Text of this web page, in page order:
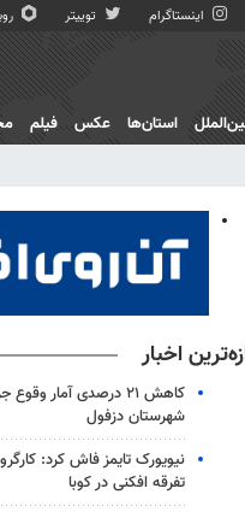
اینستاگرام توییتر
استان‌ها عکس فیلم
اخبار
کاهش ۲۱ درصدی آمار
شهرستان دزفول
نیویورک تایمز فاش کرد:
تفرقه افکنی در کوبا